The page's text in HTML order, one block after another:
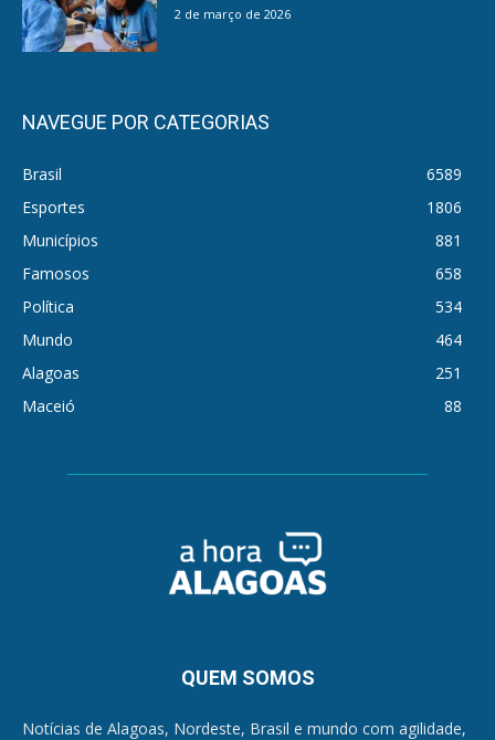
2 de março de 2026
NAVEGUE POR CATEGORIAS
Brasil
6589
Esportes
1806
Municípios
881
Famosos
658
Política
534
Mundo
464
Alagoas
251
Maceió
88
QUEM SOMOS
Notícias de Alagoas, Nordeste, Brasil e mundo com agilidade,